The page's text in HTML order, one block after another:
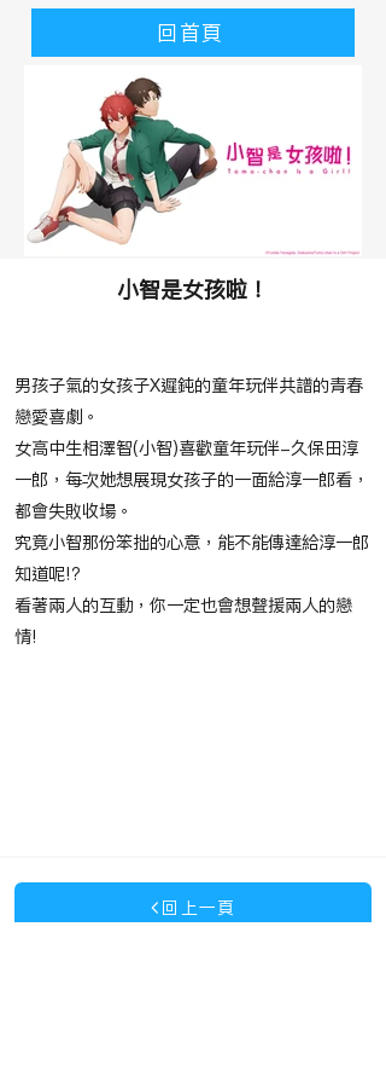
回首頁
小智是女孩啦！
男孩子氣的女孩子X遲鈍的童年玩伴共譜的青春
戀愛喜劇。
女高中生相澤智(小智)喜歡童年玩伴-久保田淳
一郎，每次她想展現女孩子的一面給淳一郎看，
都會失敗收場。
究竟小智那份笨拙的心意，能不能傳達給淳一郎
知道呢!?
看著兩人的互動，你一定也會想聲援兩人的戀
情!
回上一頁